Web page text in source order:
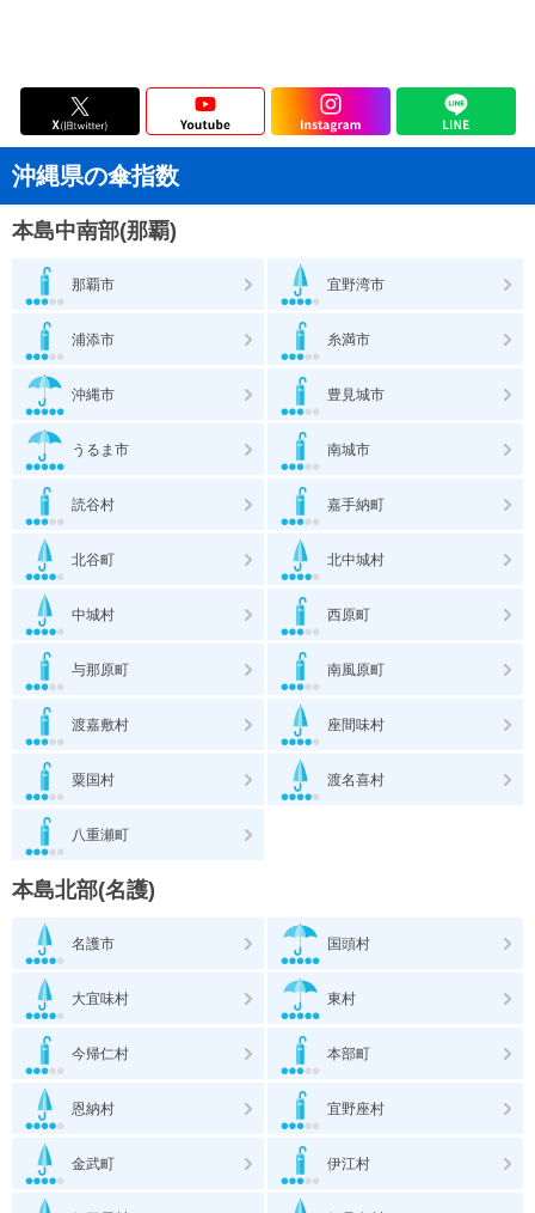
沖縄県の傘指数
本島中南部(那覇)
那覇市 宜野湾市
浦添市 糸満市
沖縄市 豊見城市
うるま市 南城市
読谷村 嘉手納町
北谷町 北中城村
中城村 西原町
与那原町 南風原町
渡嘉敷村 座間味村
粟国村 渡名喜村
八重瀬町
本島北部(名護)
名護市 国頭村
大宜味村 東村
今帰仁村 本部町
恩納村 宜野座村
金武町 伊江村